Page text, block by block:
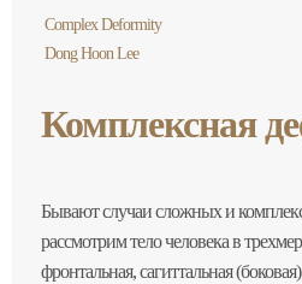
Complex Deformity
Dong Hoon Lee
Комплексная
Бывают случаи сложных и
рассмотрим тело человека в
фронтальная, сагиттальная